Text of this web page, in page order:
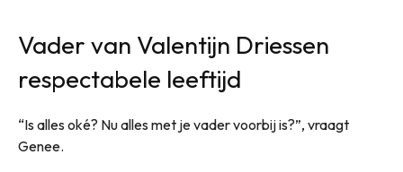
Vader van Valentijn Driessen
respectabele leeftijd
“Is alles oké? Nu alles met je vader voorbij is?”, vraagt
Genee.